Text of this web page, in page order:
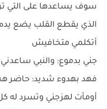
سوف يساعدها على التي
الذي يقطع القلب يضع
أتكلمي متخافيش
جني بدموع: والنبي ساعدني
فهد بهدوء شديد: حاضر
أومأت لهزجني وتسرد له